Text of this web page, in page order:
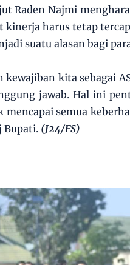
Raden Najmi
kinerja harus tetap
suatu alasan bagi
kewajiban kita sebagai
jawab. Hal ini
mencapai semua
Bupati. (J24/FS)